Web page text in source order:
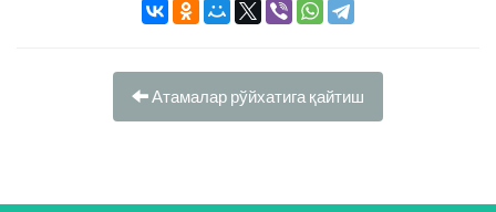
Атамалар рўйхатига қайтиш